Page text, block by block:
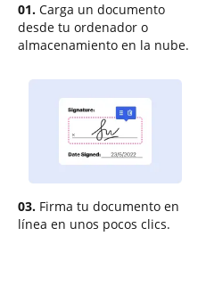
01. Carga un documento
desde tu ordenador o
almacenamiento en la nube.
03. Firma tu documento en
línea en unos pocos clics.